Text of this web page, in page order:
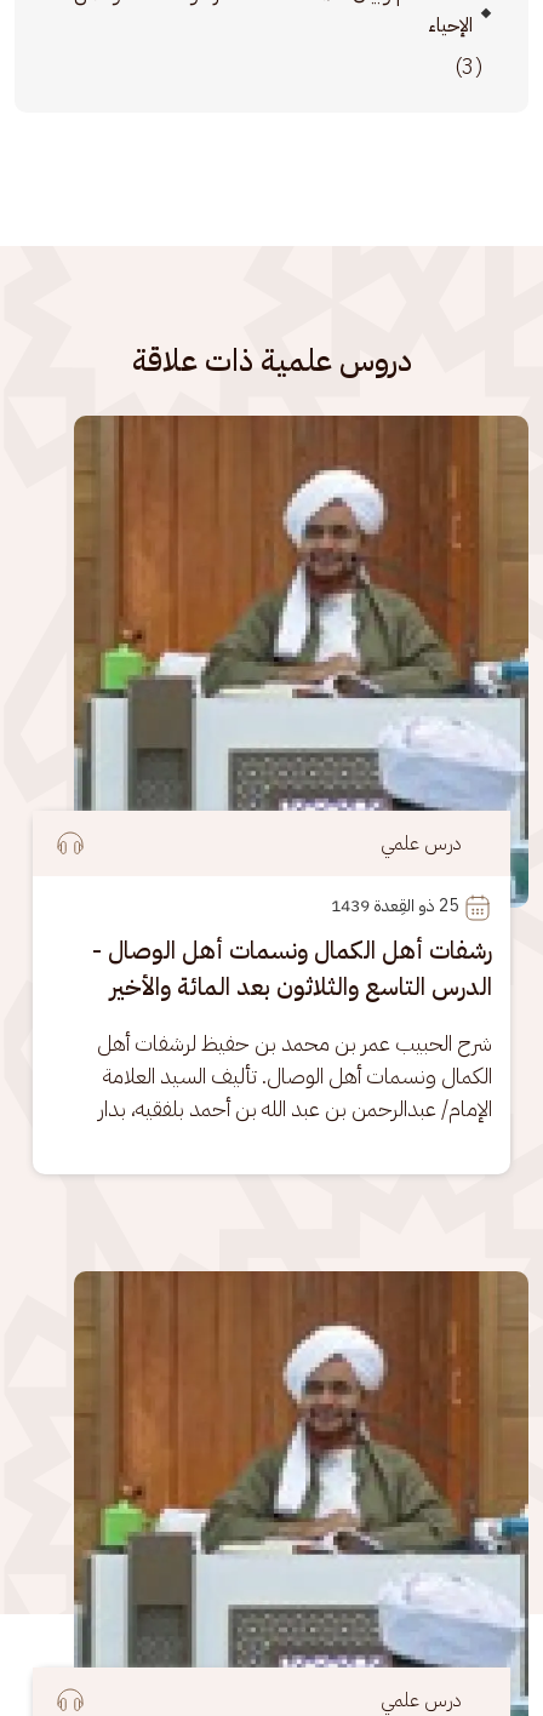
الإحياء
(3)
دروس علمية ذات علاقة
الصورة
درس علمي
25
رشفات أهل الكمال ونسمات أهل الوصال -
الدرس التاسع والثلاثون بعد المائة والأخير
شرح الحبيب عمر بن محمد بن حفيظ لرشفات أهل
الكمال ونسمات أهل الوصال. تأليف السيد العلامة
الإمام/ عبدالرحمن بن عبد الله بن أحمد بلفقيه، بدار
الصورة
درس علمي